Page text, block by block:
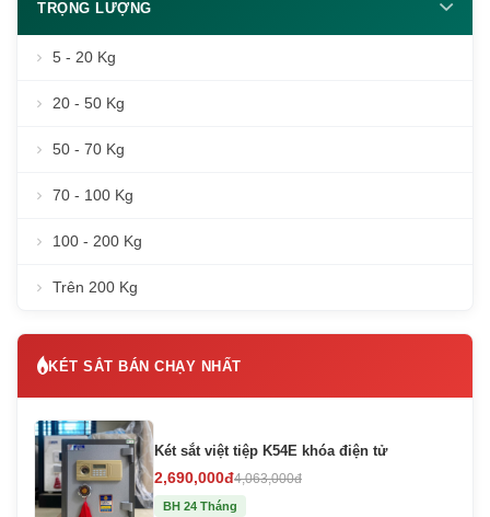
TRỌNG LƯỢNG
5 - 20 Kg
20 - 50 Kg
50 - 70 Kg
70 - 100 Kg
100 - 200 Kg
Trên 200 Kg
KÉT SẮT BÁN CHẠY NHẤT
Két sắt việt tiệp K54E khóa điện tử
2,690,000đ4,063,000đ
BH 24 Tháng